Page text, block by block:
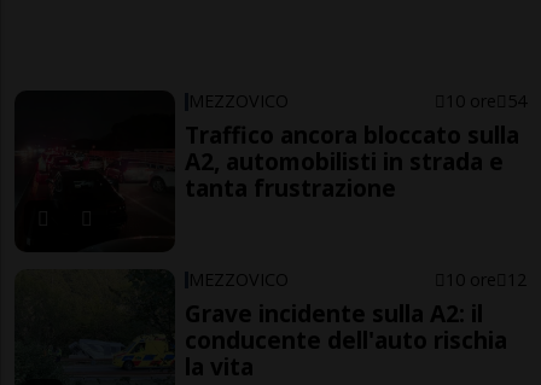
MEZZOVICO 10 ore 54
Traffico ancora bloccato sulla
A2, automobilisti in strada e
tanta frustrazione
MEZZOVICO 10 ore 12
Grave incidente sulla A2: il
conducente dell'auto rischia
la vita